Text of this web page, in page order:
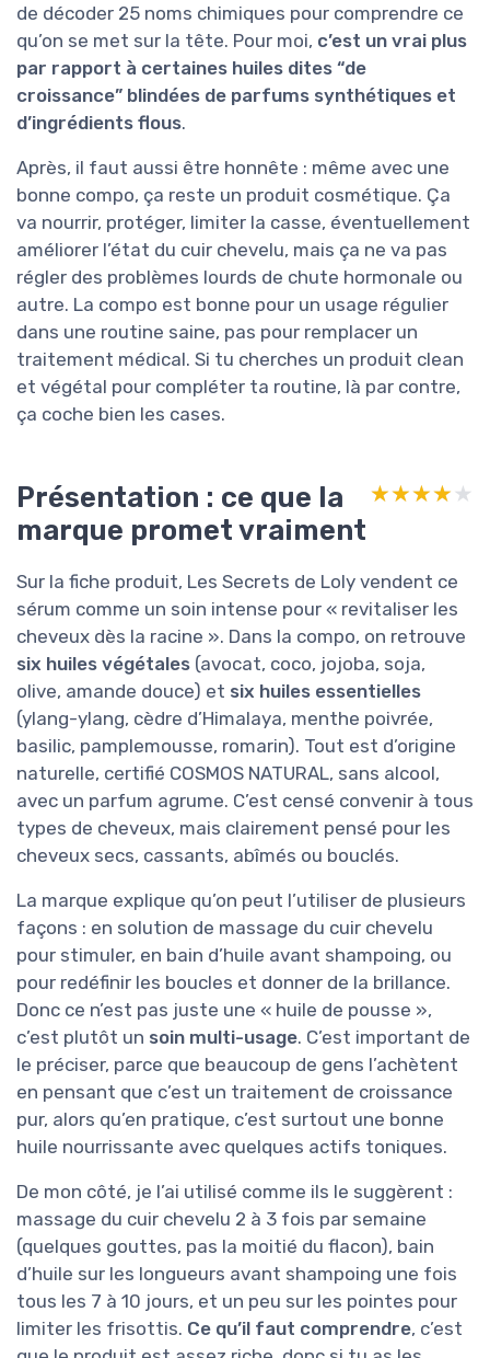
de décoder 25 noms chimiques pour comprendre ce
qu’on se met sur la tête. Pour moi, c’est un vrai plus
par rapport à certaines huiles dites “de
croissance” blindées de parfums synthétiques et
d’ingrédients flous.
Après, il faut aussi être honnête : même avec une
bonne compo, ça reste un produit cosmétique. Ça
va nourrir, protéger, limiter la casse, éventuellement
améliorer l’état du cuir chevelu, mais ça ne va pas
régler des problèmes lourds de chute hormonale ou
autre. La compo est bonne pour un usage régulier
dans une routine saine, pas pour remplacer un
traitement médical. Si tu cherches un produit clean
et végétal pour compléter ta routine, là par contre,
ça coche bien les cases.
Présentation : ce que la
marque promet vraiment
★★★★★
★★★★★
Sur la fiche produit, Les Secrets de Loly vendent ce
sérum comme un soin intense pour « revitaliser les
cheveux dès la racine ». Dans la compo, on retrouve
six huiles végétales (avocat, coco, jojoba, soja,
olive, amande douce) et six huiles essentielles
(ylang-ylang, cèdre d’Himalaya, menthe poivrée,
basilic, pamplemousse, romarin). Tout est d’origine
naturelle, certifié COSMOS NATURAL, sans alcool,
avec un parfum agrume. C’est censé convenir à tous
types de cheveux, mais clairement pensé pour les
cheveux secs, cassants, abîmés ou bouclés.
La marque explique qu’on peut l’utiliser de plusieurs
façons : en solution de massage du cuir chevelu
pour stimuler, en bain d’huile avant shampoing, ou
pour redéfinir les boucles et donner de la brillance.
Donc ce n’est pas juste une « huile de pousse »,
c’est plutôt un soin multi-usage. C’est important de
le préciser, parce que beaucoup de gens l’achètent
en pensant que c’est un traitement de croissance
pur, alors qu’en pratique, c’est surtout une bonne
huile nourrissante avec quelques actifs toniques.
De mon côté, je l’ai utilisé comme ils le suggèrent :
massage du cuir chevelu 2 à 3 fois par semaine
(quelques gouttes, pas la moitié du flacon), bain
d’huile sur les longueurs avant shampoing une fois
tous les 7 à 10 jours, et un peu sur les pointes pour
limiter les frisottis. Ce qu’il faut comprendre, c’est